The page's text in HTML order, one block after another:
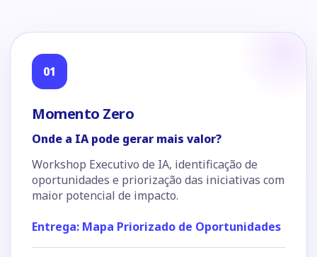
01
Momento Zero
Onde a IA pode gerar mais valor?
Workshop Executivo de IA, identificação de
oportunidades e priorização das iniciativas com
maior potencial de impacto.
Entrega: Mapa Priorizado de Oportunidades